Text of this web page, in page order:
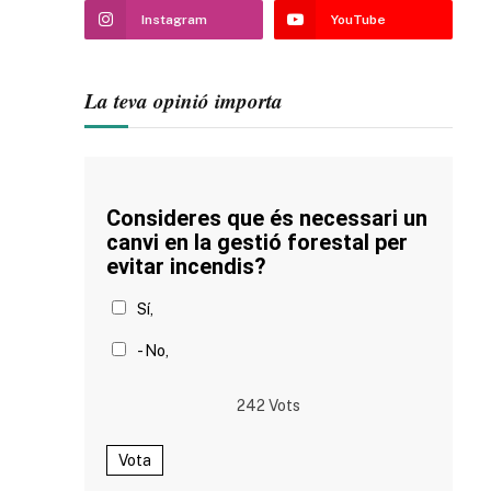
Instagram YouTube
La teva opinió importa
Consideres que és necessari un
canvi en la gestió forestal per
evitar incendis?
Sí,
- No,
242 Vots
Vota